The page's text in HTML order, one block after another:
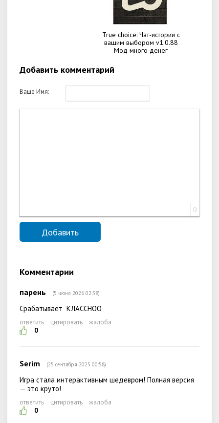
True choice: Чат-истории с
вашим выбором v1.0.88
Мод много денег
Добавить комментарий
Ваше Имя:
0
Комментарии
парень (5 июня 2026 02:58)
Срабатывает КЛАССНОО
ответить цитировать
жалоба
0
Serim (25 сентября 2025 00:58)
Игра стала интерактивным шедевром! Полная версия
— это круто!
ответить цитировать
жалоба
0